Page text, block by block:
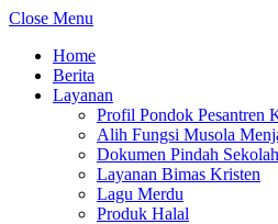
Close Menu
Home
Berita
Layanan
Profil Pondok Pesantren
Alih Fungsi Musola
Dokumen Pindah Sekolah
Layanan Bimas Kristen
Lagu Merdu
Produk Halal